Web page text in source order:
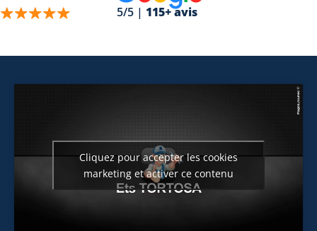
5/5 | 115+ avis
Cliquez pour accepter les cookies
marketing et activer ce contenu